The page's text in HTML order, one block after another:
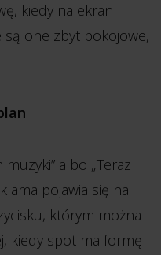
kiedy na ekran
są one zbyt pokojowe,
albo „Teraz
pojawia się na
którym można
kiedy spot ma formę